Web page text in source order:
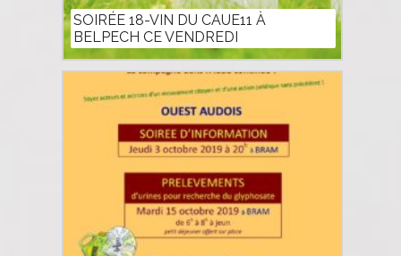
SOIRÉE 18-VIN DU CAUE11 À
BELPECH CE VENDREDI